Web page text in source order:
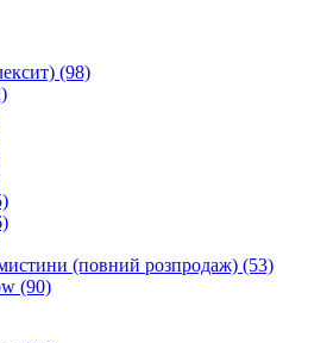
(98)
(повний розпродаж) (53)
(90)